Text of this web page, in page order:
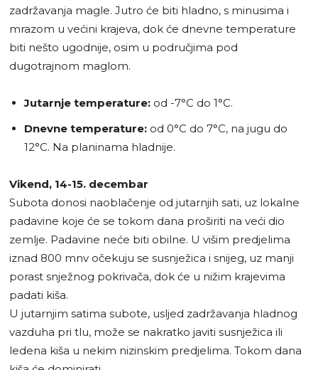
zadržavanja magle. Jutro će biti hladno, s minusima i
mrazom u većini krajeva, dok će dnevne temperature
biti nešto ugodnije, osim u područjima pod
dugotrajnom maglom.
Jutarnje temperature: od -7°C do 1°C.
Dnevne temperature: od 0°C do 7°C, na jugu do
12°C. Na planinama hladnije.
Vikend, 14-15. decembar
Subota donosi naoblačenje od jutarnjih sati, uz lokalne
padavine koje će se tokom dana proširiti na veći dio
zemlje. Padavine neće biti obilne. U višim predjelima
iznad 800 mnv očekuju se susnježica i snijeg, uz manji
porast snježnog pokrivača, dok će u nižim krajevima
padati kiša.
U jutarnjim satima subote, usljed zadržavanja hladnog
vazduha pri tlu, može se nakratko javiti susnježica ili
ledena kiša u nekim nizinskim predjelima. Tokom dana